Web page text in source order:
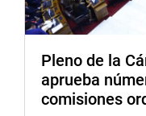
Pleno de la
aprueba
comisiones